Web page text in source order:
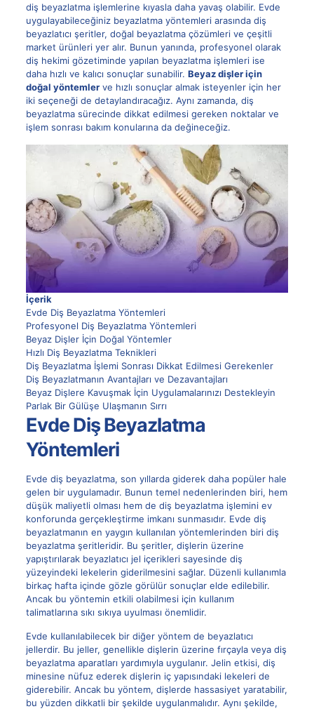
diş beyazlatma işlemlerine kıyasla daha yavaş olabilir. Evde
uygulayabileceğiniz beyazlatma yöntemleri arasında diş
beyazlatıcı şeritler, doğal beyazlatma çözümleri ve çeşitli
market ürünleri yer alır. Bunun yanında, profesyonel olarak
diş hekimi gözetiminde yapılan beyazlatma işlemleri ise
daha hızlı ve kalıcı sonuçlar sunabilir. Beyaz dişler için
doğal yöntemlerve hızlı sonuçlar almak isteyenler için her
iki seçeneği de detaylandıracağız. Aynı zamanda, diş
beyazlatma sürecinde dikkat edilmesi gereken noktalar ve
işlem sonrası bakım konularına da değineceğiz.
İçerik
Evde Diş Beyazlatma Yöntemleri
Profesyonel Diş Beyazlatma Yöntemleri
Beyaz Dişler İçin Doğal Yöntemler
Hızlı Diş Beyazlatma Teknikleri
Diş Beyazlatma İşlemi Sonrası Dikkat Edilmesi Gerekenler
Diş Beyazlatmanın Avantajları ve Dezavantajları
Beyaz Dişlere Kavuşmak İçin Uygulamalarınızı Destekleyin
Parlak Bir Gülüşe Ulaşmanın Sırrı
Evde Diş Beyazlatma
Yöntemleri
Evde diş beyazlatma, son yıllarda giderek daha popüler hale
gelen bir uygulamadır. Bunun temel nedenlerinden biri, hem
düşük maliyetli olması hem de diş beyazlatma işlemini ev
konforunda gerçekleştirme imkanı sunmasıdır. Evde diş
beyazlatmanın en yaygın kullanılan yöntemlerinden biri diş
beyazlatmaşeritleridir. Bu şeritler, dişlerin üzerine
yapıştırılarak beyazlatıcı jel içerikleri sayesinde diş
yüzeyindeki lekelerin giderilmesini sağlar. Düzenli kullanımla
birkaç hafta içinde gözle görülür sonuçlar elde edilebilir.
Ancak bu yöntemin etkili olabilmesi için kullanım
talimatlarına sıkı sıkıya uyulması önemlidir.
Evde kullanılabilecek bir diğer yöntem de beyazlatıcı
jellerdir. Bu jeller, genellikle dişlerin üzerine fırçayla veya diş
beyazlatma aparatları yardımıyla uygulanır. Jelin etkisi, diş
minesine nüfuz ederek dişlerin iç yapısındaki lekeleri de
giderebilir. Ancak bu yöntem, dişlerde hassasiyet yaratabilir,
bu yüzden dikkatli bir şekilde uygulanmalıdır. Aynı şekilde,